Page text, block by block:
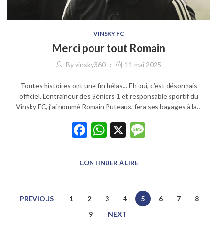
VINSKY FC
Merci pour tout Romain
Byvinsky360 11 mai 2025
Toutes histoires ont une fin hélas… Eh oui, c’est désormais
officiel. L’entraineur des Séniors 1 et responsable sportif du
Vinsky FC, j’ai nommé Romain Puteaux, fera ses bagages à la…
Facebook
WhatsApp
X
CONTINUER À LIRE
PREVIOUS 1 2 3 4 5 6 7
8
9
NEXT